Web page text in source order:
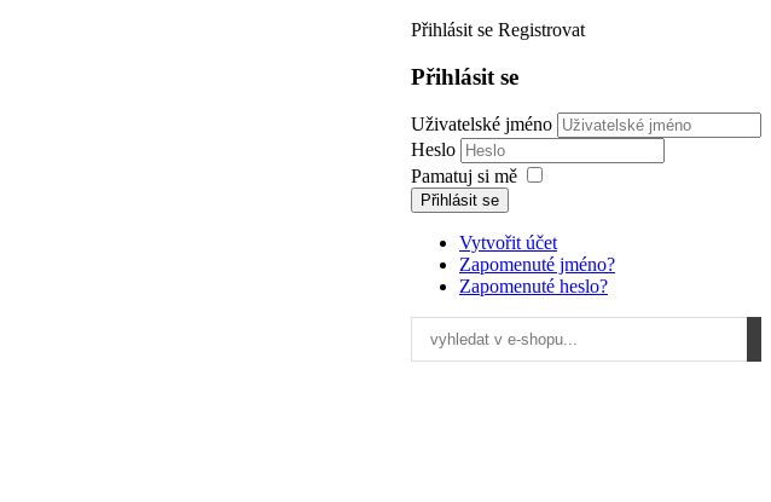
Přihlásit se Registrovat
Přihlásit se
Uživatelské jméno
Heslo
Pamatuj si mě
Přihlásit se
Vytvořit účet
Zapomenuté jméno?
Zapomenuté heslo?